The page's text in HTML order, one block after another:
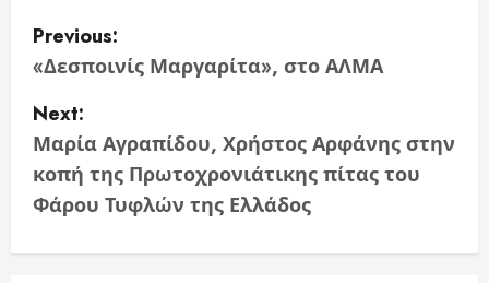
P
o
s
t
n
a
Previous:
«Δεσποινίς Μαργαρίτα», στο ΑΛΜΑ
Next:
Μαρία Αγραπίδου, Χρήστος Αρφάνης στην
κοπή της Πρωτοχρονιάτικης πίτας του
Φάρου Τυφλών της Ελλάδος